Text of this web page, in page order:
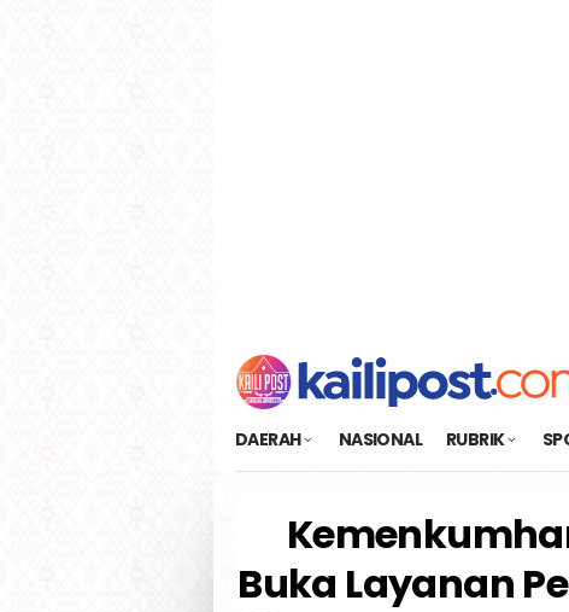
DAERAH NASIONAL RUBRIK
Buka Layanan